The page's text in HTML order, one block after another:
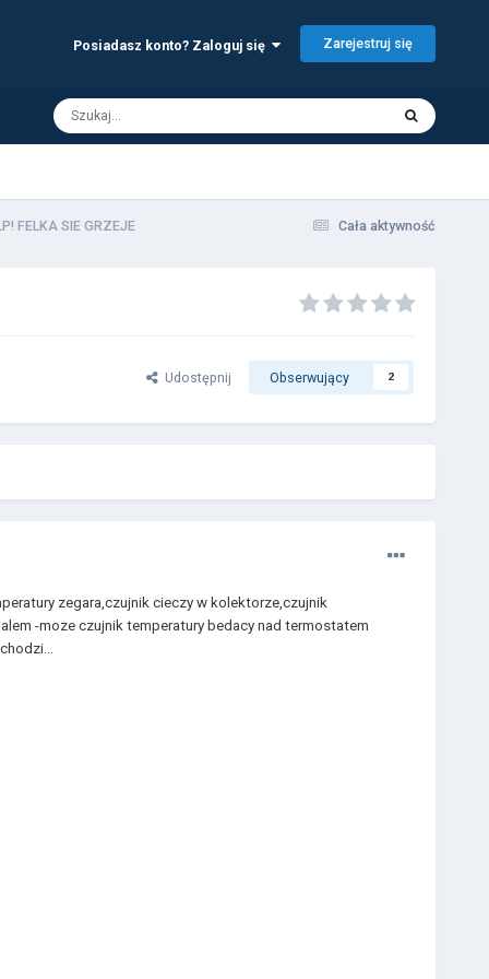
Posiadasz konto? Zaloguj się Zarejestruj się
Cała aktywność
FELKA SIE GRZEJE
Udostępnij Obserwujący 2
zegara,czujnik cieczy w kolektorze,czujnik
-moze czujnik temperatury bedacy nad termostatem